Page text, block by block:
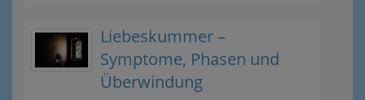
Liebeskummer –
Symptome, Phasen und
Überwindung